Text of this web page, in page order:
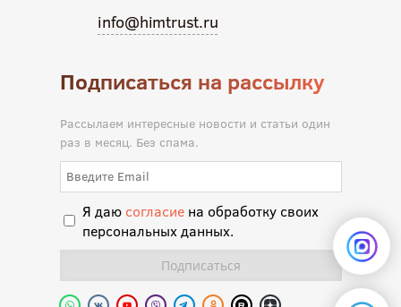
info@himtrust.ru
Подписаться на рассылку
Рассылаем интересные новости и статьи один
раз в месяц. Без спама.
Я даю согласиена обработку своих
персональных данных.